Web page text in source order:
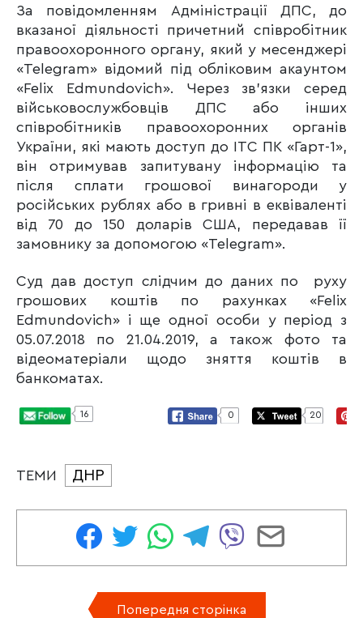
За повідомленням Адміністрації ДПС, до
вказаної діяльності причетний співробітник
правоохоронного органу, який у месенджері
«Telegram» відомий під обліковим акаунтом
«Felix Edmundovich». Через зв’язки серед
військовослужбовців ДПС або інших
співробітників правоохоронних органів
України, які мають доступ до ІТС ПК «Гарт-1»,
він отримував запитувану інформацію та
після сплати грошової винагороди у
російських рублях або в гривні в еквіваленті
від 70 до 150 доларів США, передавав її
замовнику за допомогою «Telegram».
Суд дав доступ слідчим до даних по руху
грошових коштів по рахунках «Felix
Edmundovich» і ще одної особи у період з
05.07.2018 по 21.04.2019, а також фото та
відеоматеріали щодо зняття коштів в
банкоматах.
16 0 20
ТЕМИ ДНР
Попередня сторінка